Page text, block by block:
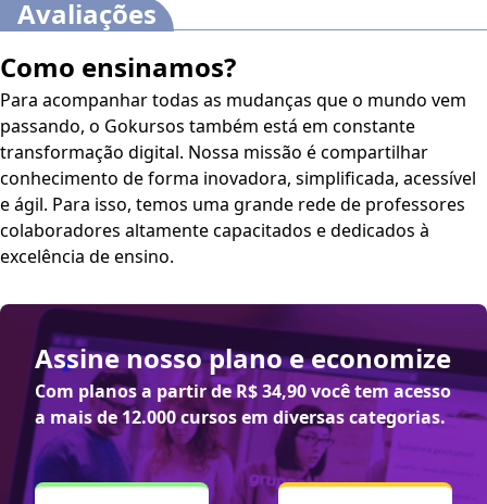
Avaliações
Como ensinamos?
Para acompanhar todas as mudanças que o mundo vem
passando, o Gokursos também está em constante
transformação digital. Nossa missão é compartilhar
conhecimento de forma inovadora, simplificada, acessível
e ágil. Para isso, temos uma grande rede de professores
colaboradores altamente capacitados e dedicados à
excelência de ensino.
Assine nosso plano e economize
Com planos a partir deR$ 34,90você tem acesso
a mais de 12.000 cursos em diversas categorias.